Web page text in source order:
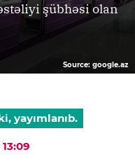
şübhəsi olan
Source: google.az
yayımlanıb.